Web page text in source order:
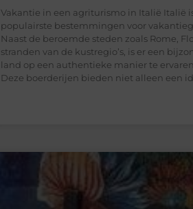
Vakantie in een agriturismo in Italië Italië
populairste bestemmingen voor
Naast de beroemde steden zoals Rome,
stranden van de kustregio’s, is er een
land op een authentieke manier te
Deze boerderijen bieden niet alleen een